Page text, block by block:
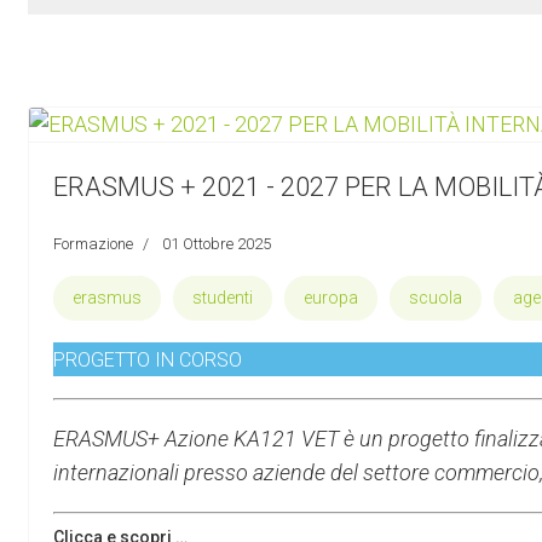
ERASMUS + 2021 - 2027 PER LA
Formazione 01 Ottobre 2025
erasmus studenti europa scuola
PROGETTO IN CORSO
ERASMUS+ Azione KA121 VET è un progetto
internazionali presso aziende del settore
Clicca e scopri …